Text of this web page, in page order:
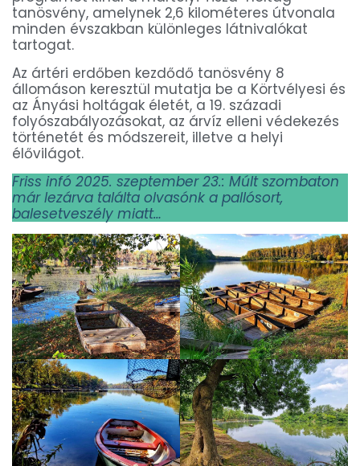
tanösvény, amelynek 2,6 kilométeres útvonala
minden évszakban különleges látnivalókat
tartogat.
Az ártéri erdőben kezdődő tanösvény 8
állomáson keresztül mutatja be a Körtvélyesi és
az Ányási holtágak életét, a 19. századi
folyószabályozásokat, az árvíz elleni védekezés
történetét és módszereit, illetve a helyi
élővilágot.
Friss infó 2025. szeptember 23.: Múlt szombaton
már lezárva találta olvasónk a pallósort,
balesetveszély miatt…